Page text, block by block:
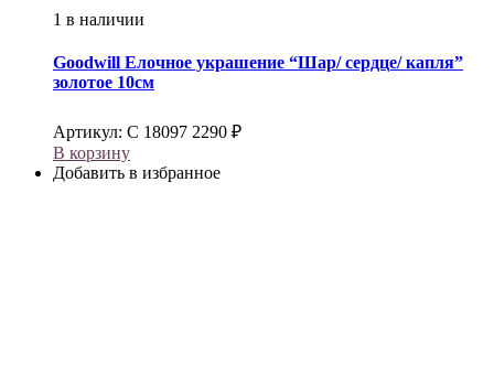
1 в наличии
Goodwill Елочное украшение “Шар/ сердце/ капля”
золотое 10см
Артикул: С 18097 2290 ₽
В корзину
Добавить в избранное